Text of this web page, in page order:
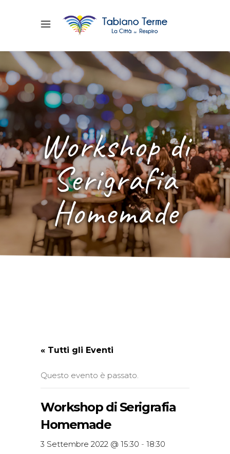
Workshop di
Serigrafia
Homemade
« Tutti gli Eventi
Questo evento è passato.
Workshop di Serigrafia
Homemade
3 Settembre 2022 @ 15:30 - 18:30